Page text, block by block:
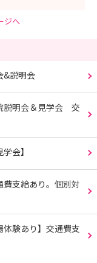
ジへ
&説明会
説明会＆見学会 交
会】
費支給あり。個別対
体験あり】交通費支